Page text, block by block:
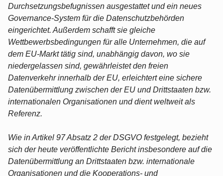
Durchsetzungsbefugnissen ausgestattet und ein neues
Governance-System für die Datenschutzbehörden
eingerichtet. Außerdem schafft sie gleiche
Wettbewerbsbedingungen für alle Unternehmen, die auf
dem EU-Markt tätig sind, unabhängig davon, wo sie
niedergelassen sind, gewährleistet den freien
Datenverkehr innerhalb der EU, erleichtert eine sichere
Datenübermittlung zwischen der EU und Drittstaaten bzw.
internationalen Organisationen und dient weltweit als
Referenz.
Wie in Artikel 97 Absatz 2 der DSGVO festgelegt, bezieht
sich der heute veröffentlichte Bericht insbesondere auf die
Datenübermittlung an Drittstaaten bzw. internationale
Organisationen und die Kooperations- und